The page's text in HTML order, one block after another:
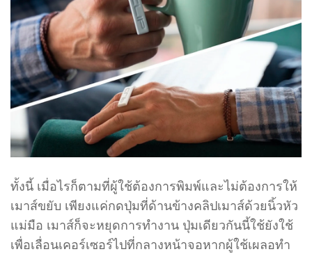
ทั้งนี้ เมื่อไรก็ตามที่ผู้ใช้ต้องการพิมพ์และไม่ต้องการให้
เมาส์ขยับ เพียงแค่กดปุ่มที่ด้านข้างคลิปเมาส์ด้วยนิ้วหัว
แม่มือ เมาส์ก็จะหยุดการทำงาน ปุ่มเดียวกันนี้ใช้ยังใช้
เพื่อเลื่อนเคอร์เซอร์ไปที่กลางหน้าจอหากผู้ใช้เผลอทำ